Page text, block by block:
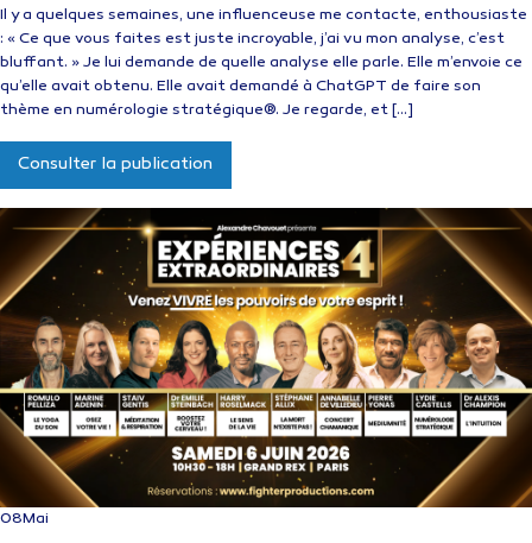
Il y a quelques semaines, une influenceuse me contacte, enthousiaste
: « Ce que vous faites est juste incroyable, j’ai vu mon analyse, c’est
bluffant. » Je lui demande de quelle analyse elle parle. Elle m’envoie ce
qu’elle avait obtenu. Elle avait demandé à ChatGPT de faire son
thème en numérologie stratégique®. Je regarde, et […]
Consulter la publication
08Mai